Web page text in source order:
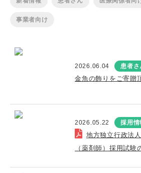
事業者向け
2026.06.04 患者さ
金魚の飾りをご寄贈
2026.05.22 採用情
地方独立行政法
（薬剤師）採用試験